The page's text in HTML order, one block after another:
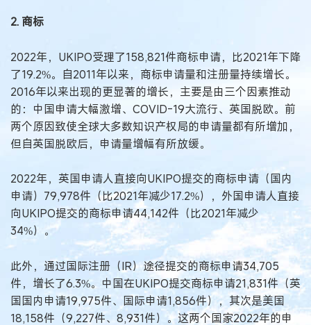
2. 商标
2022年，UKIPO受理了158,821件商标申请，比2021年下降
了19.2%。自2011年以来，商标申请量和注册量持续增长。
2016年以来出现的更显著的增长，主要是由三个因素推动
的：中国申请大幅激增、COVID-19大流行、英国脱欧。前
两个原因致使全球大多数知识产权局的申请量都有所增加，
但自英国脱欧后，申请量增幅有所放缓。
2022年，英国申请人直接向UKIPO提交的商标申请（国内
申请）79,978件（比2021年减少17.2%），外国申请人直接
向UKIPO提交的商标申请44,142件（比2021年减少
34%）。
此外，通过国际注册（IR）途径提交的商标申请34,705
件，增长了6.3%。中国在UKIPO提交商标申请21,831件（英
国国内申请19,975件、国际申请1,856件），其次是美国
18,158件（9,227件、8,931件）。这两个国家2022年的申